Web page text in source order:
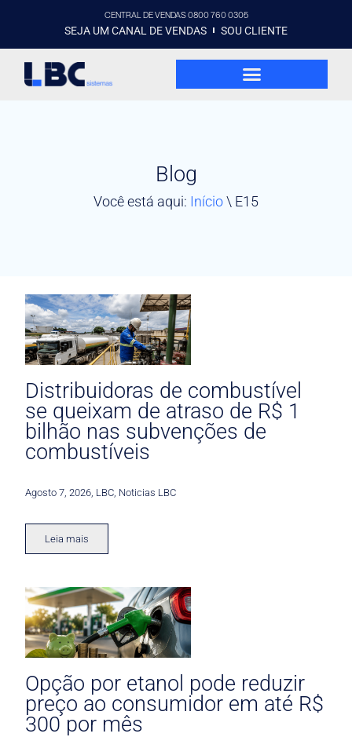
CENTRAL DE VENDAS 0800 760 0305
SEJA UM CANAL DE VENDAS SOU CLIENTE
Blog
Você está aqui: Início\ E15
Distribuidoras de combustível
se queixam de atraso de R$ 1
bilhão nas subvenções de
combustíveis
Agosto 7, 2026 LBC Noticias LBC
Leia mais
Opção por etanol pode reduzir
preço ao consumidor em até R$
300 por mês